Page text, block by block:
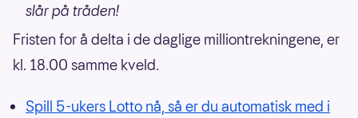
slår på tråden!
Fristen for å delta i de daglige milliontrekningene, er
kl. 18.00 samme kveld.
Spill 5-ukers Lotto nå, så er du automatisk med i